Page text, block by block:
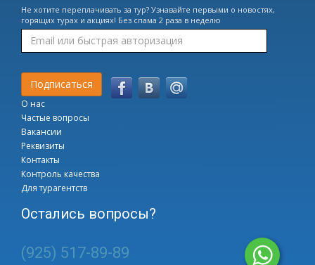
Не хотите переплачивать за тур? Узнавайте первыми о новостях,
горящих турах и акциях! Без спама 2 раза в неделю
О нас
Частые вопросы
Вакансии
Реквизиты
Контакты
Контроль качества
Для турагентств
Остались вопросы?
(925) 517-89-89